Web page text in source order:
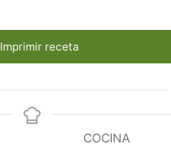
Imprimir receta
COCINA